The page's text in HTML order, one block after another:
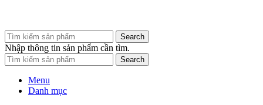
Search
Nhập thông tin sản phẩm cần tìm.
Search
Menu
Danh mục